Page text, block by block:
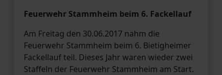
Feuerwehr Stammheim beim 6. Fackellauf
Am Freitag den 30.06.2017 nahm die
Feuerwehr Stammheim beim 6. Bietigheimer
Fackellauf teil. Dieses Jahr waren wieder zwei
Staffeln der Feuerwehr Stammheim am Start.